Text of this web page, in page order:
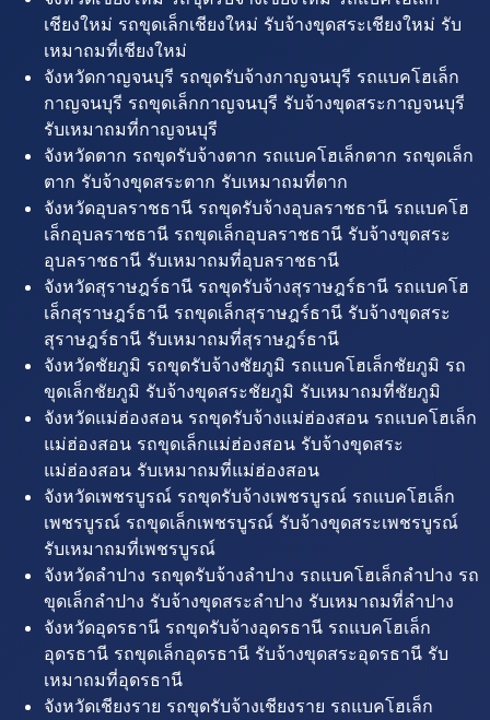
เชียงใหม่ รถขุดเล็กเชียงใหม่ รับจ้างขุดสระเชียงใหม่ รับ
เหมาถมที่เชียงใหม่
จังหวัดกาญจนบุรี รถขุดรับจ้างกาญจนบุรี รถแบคโฮเล็ก
กาญจนบุรี รถขุดเล็กกาญจนบุรี รับจ้างขุดสระกาญจนบุรี
รับเหมาถมที่กาญจนบุรี
จังหวัดตาก รถขุดรับจ้างตาก รถแบคโฮเล็กตาก รถขุดเล็ก
ตาก รับจ้างขุดสระตาก รับเหมาถมที่ตาก
จังหวัดอุบลราชธานี รถขุดรับจ้างอุบลราชธานี รถแบคโฮ
เล็กอุบลราชธานี รถขุดเล็กอุบลราชธานี รับจ้างขุดสระ
อุบลราชธานี รับเหมาถมที่อุบลราชธานี
จังหวัดสุราษฎร์ธานี รถขุดรับจ้างสุราษฎร์ธานี รถแบคโฮ
เล็กสุราษฎร์ธานี รถขุดเล็กสุราษฎร์ธานี รับจ้างขุดสระ
สุราษฎร์ธานี รับเหมาถมที่สุราษฎร์ธานี
จังหวัดชัยภูมิ รถขุดรับจ้างชัยภูมิ รถแบคโฮเล็กชัยภูมิ รถ
ขุดเล็กชัยภูมิ รับจ้างขุดสระชัยภูมิ รับเหมาถมที่ชัยภูมิ
จังหวัดแม่ฮ่องสอน รถขุดรับจ้างแม่ฮ่องสอน รถแบคโฮเล็ก
แม่ฮ่องสอน รถขุดเล็กแม่ฮ่องสอน รับจ้างขุดสระ
แม่ฮ่องสอน รับเหมาถมที่แม่ฮ่องสอน
จังหวัดเพชรบูรณ์ รถขุดรับจ้างเพชรบูรณ์ รถแบคโฮเล็ก
เพชรบูรณ์ รถขุดเล็กเพชรบูรณ์ รับจ้างขุดสระเพชรบูรณ์
รับเหมาถมที่เพชรบูรณ์
จังหวัดลำปาง รถขุดรับจ้างลำปาง รถแบคโฮเล็กลำปาง รถ
ขุดเล็กลำปาง รับจ้างขุดสระลำปาง รับเหมาถมที่ลำปาง
จังหวัดอุดรธานี รถขุดรับจ้างอุดรธานี รถแบคโฮเล็ก
อุดรธานี รถขุดเล็กอุดรธานี รับจ้างขุดสระอุดรธานี รับ
เหมาถมที่อุดรธานี
จังหวัดเชียงราย รถขุดรับจ้างเชียงราย รถแบคโฮเล็ก